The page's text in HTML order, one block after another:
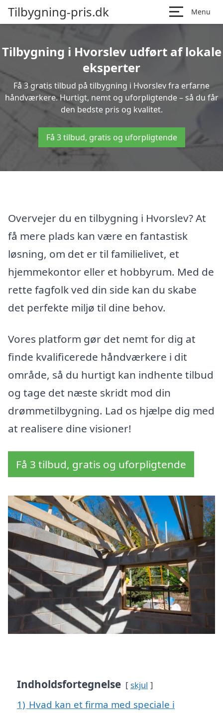
Tilbygning-pris.dk Menu
Tilbygning i Hvorslev udført af lokale
eksperter
Få 3 gratis tilbud på tilbygning i Hvorslev fra erfarne
håndværkere. Hurtigt, nemt og uforpligtende – så du får
den bedste pris og kvalitet.
Få 3 tilbud, gratis og uforpligtende
Overvejer du en tilbygning i Hvorslev? At
få mere plads kan være en fantastisk
løsning, om det er til familielivet, et
hjemmekontor eller et hobbyrum. Med de
rette fagfolk ved din side kan du skabe
det perfekte miljø til dine behov.
Vores platform gør det nemt for dig at
finde kvalificerede håndværkere i dit
område, så du hurtigt kan indhente tilbud
og tage det næste skridt mod din
drømmetilbygning. Lad os hjælpe dig med
at realisere dine visioner!
Få 3 tilbud, gratis og uforpligtende
Indholdsfortegnelse skjul
1) Hvad kan et firma med speciale i